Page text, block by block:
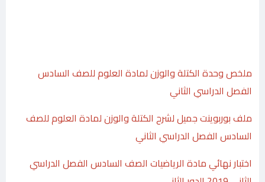
ملخص وحدة الكتلة والوزن لمادة العلوم للصف السادس
الفصل الدراسي الثاني
ملف بوربوينت جميل لشرح الكتلة والوزن لمادة العلوم للصف
السادس الفصل الدراسي الثاني
اختبار نهائي مادة الرياضيات الصف السادس الفصل الدراسي